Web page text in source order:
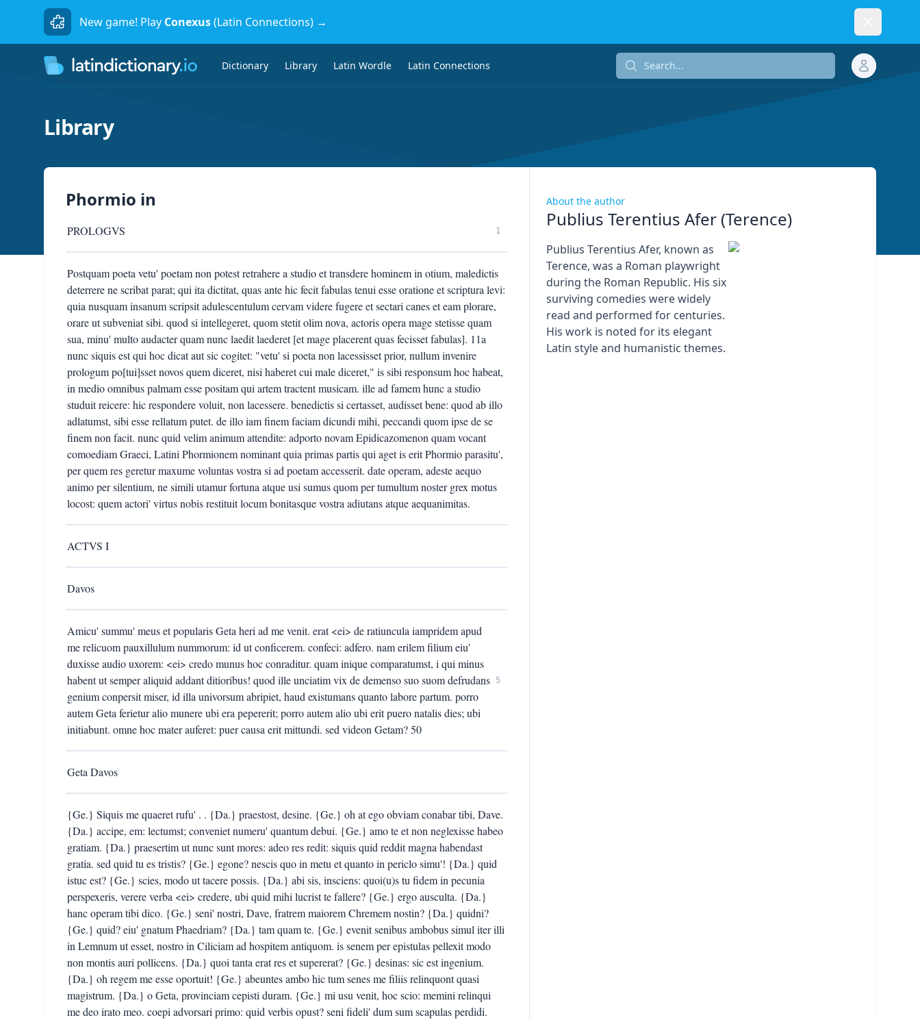
New game! Play Conexus(Latin Connections) →
Dictionary Library Latin Wordle Latin Connections Search...
Library
Phormio in
PROLOGVS 1
Postquam poeta vetu' poetam non potest retrahere a studio et transdere hominem in otium, maledictis
deterrere ne scribat parat; qui ita dictitat, quas ante hic fecit fabulas tenui esse oratione et scriptura levi:
quia nusquam insanum scripsit adulescentulum cervam videre fugere et sectari canes et eam plorare,
orare ut subveniat sibi. quod si intellegeret, quom stetit olim nova, actoris opera mage stetisse quam
sua, minu' multo audacter quam nunc laedit laederet [et mage placerent quas fecisset fabulas]. 11a
nunc siquis est qui hoc dicat aut sic cogitet: "vetu' si poeta non lacessisset prior, nullum invenire
prologum po[tui]sset novos quem diceret, nisi haberet cui male diceret," is sibi responsum hoc habeat,
in medio omnibus palmam esse positam qui artem tractent musicam. ille ad famem hunc a studio
studuit reicere: hic respondere voluit, non lacessere. benedictis si certasset, audisset bene: quod ab illo
adlatumst, sibi esse rellatum putet. de illo iam finem faciam dicundi mihi, peccandi quom ipse de se
finem non facit. nunc quid velim animum attendite: adporto novam Epidicazomenon quam vocant
comoediam Graeci, Latini Phormionem nominant quia primas partis qui aget is erit Phormio parasitu',
per quem res geretur maxume voluntas vostra si ad poetam accesserit. date operam, adeste aequo
animo per silentium, ne simili utamur fortuna atque usi sumus quom per tumultum noster grex motus
locost: quem actori' virtus nobis restituit locum bonitasque vostra adiutans atque aequanimitas.
ACTVS I
Davos
Amicu' summu' meus et popularis Geta heri ad me venit. erat <ei> de ratiuncula iampridem apud
me relicuom pauxillulum nummorum: id ut conficerem. confeci: adfero. nam erilem filium eiu'
duxisse audio uxorem: <ei> credo munus hoc conraditur. quam inique comparatumst, i qui minus
habent ut semper aliquid addant ditioribus! quod ille unciatim vix de demenso suo suom defrudans
genium conpersit miser, id illa univorsum abripiet, haud existumans quanto labore partum. porro
autem Geta ferietur alio munere ubi era pepererit; porro autem alio ubi erit puero natalis dies; ubi
initiabunt. omne hoc mater auferet: puer causa erit mittundi. sed videon Getam? 50
5
Geta Davos
{Ge.} Siquis me quaeret rufu' . . {Da.} praestost, desine. {Ge.} oh at ego obviam conabar tibi, Dave.
{Da.} accipe, em: lectumst; conveniet numeru' quantum debui. {Ge.} amo te et non neglexisse habeo
gratiam. {Da.} praesertim ut nunc sunt mores: adeo res redit: siquis quid reddit magna habendast
gratia. sed quid tu es tristis? {Ge.} egone? nescis quo in metu et quanto in periclo simu'! {Da.} quid
istuc est? {Ge.} scies, modo ut tacere possis. {Da.} abi sis, insciens: quoi(u)s tu fidem in pecunia
perspexeris, verere verba <ei> credere, ubi quid mihi lucrist te fallere? {Ge.} ergo ausculta. {Da.}
hanc operam tibi dico. {Ge.} seni' nostri, Dave, fratrem maiorem Chremem nostin? {Da.} quidni?
{Ge.} quid? eiu' gnatum Phaedriam? {Da.} tam quam te. {Ge.} evenit senibus ambobus simul iter illi
in Lemnum ut esset, nostro in Ciliciam ad hospitem antiquom. is senem per epistulas pellexit modo
non montis auri pollicens. {Da.} quoi tanta erat res et supererat? {Ge.} desinas: sic est ingenium.
{Da.} oh regem me esse oportuit! {Ge.} abeuntes ambo hic tum senes me filiis relinquont quasi
magistrum. {Da.} o Geta, provinciam cepisti duram. {Ge.} mi usu venit, hoc scio: memini relinqui
me deo irato meo. coepi advorsari primo: quid verbis opust? seni fideli' dum sum scapulas perdidi.
About the author
Publius Terentius Afer (Terence)
Publius Terentius Afer, known as
Terence, was a Roman playwright
during the Roman Republic. His six
surviving comedies were widely
read and performed for centuries.
His work is noted for its elegant
Latin style and humanistic themes.